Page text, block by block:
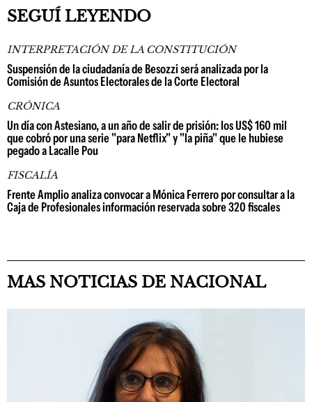
SEGUÍ LEYENDO
INTERPRETACIÓN DE LA CONSTITUCIÓN
Suspensión de la ciudadanía de Besozzi será analizada por la
Comisión de Asuntos Electorales de la Corte Electoral
CRÓNICA
Un día con Astesiano, a un año de salir de prisión: los US$ 160 mil
que cobró por una serie "para Netflix" y "la piña" que le hubiese
pegado a Lacalle Pou
FISCALÍA
Frente Amplio analiza convocar a Mónica Ferrero por consultar a la
Caja de Profesionales información reservada sobre 320 fiscales
MAS NOTICIAS DE NACIONAL